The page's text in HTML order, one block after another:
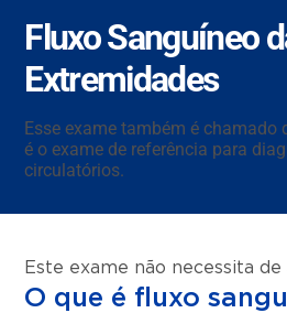
Fluxo Sanguíneo
Extremidades
Esse exame também é chamado
é o exame de referência para
circulatórios.
Este exame não necessita
O que é fluxo